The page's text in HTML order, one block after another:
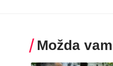
Možda